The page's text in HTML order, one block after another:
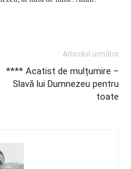
Articolul următor
**** Acatist de mulțumire –
Slavă lui Dumnezeu pentru
toate